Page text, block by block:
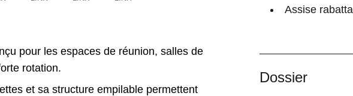
pour les espaces de réunion, salles de
rotation.
et sa structure empilable permettent
Assise
Dossier